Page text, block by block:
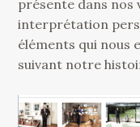
présente dans nos
interprétation
éléments qui nous
suivant notre